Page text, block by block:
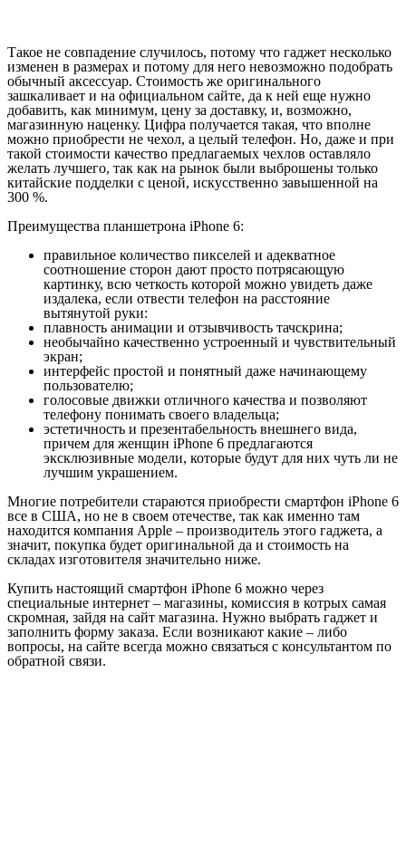
Такое не совпадение случилось, потому что гаджет несколько
изменен в размерах и потому для него невозможно подобрать
обычный аксессуар. Стоимость же оригинального
зашкаливает и на официальном сайте, да к ней еще нужно
добавить, как минимум, цену за доставку, и, возможно,
магазинную наценку. Цифра получается такая, что вполне
можно приобрести не чехол, а целый телефон. Но, даже и при
такой стоимости качество предлагаемых чехлов оставляло
желать лучшего, так как на рынок были выброшены только
китайские подделки с ценой, искусственно завышенной на
300 %.
Преимущества планшетрона iPhone 6:
правильное количество пикселей и адекватное
соотношение сторон дают просто потрясающую
картинку, всю четкость которой можно увидеть даже
издалека, если отвести телефон на расстояние
вытянутой руки:
плавность анимации и отзывчивость тачскрина;
необычайно качественно устроенный и чувствительный
экран;
интерфейс простой и понятный даже начинающему
пользователю;
голосовые движки отличного качества и позволяют
телефону понимать своего владельца;
эстетичность и презентабельность внешнего вида,
причем для женщин iPhone 6 предлагаются
эксклюзивные модели, которые будут для них чуть ли не
лучшим украшением.
Многие потребители стараются приобрести смартфон iPhone 6
все в США, но не в своем отечестве, так как именно там
находится компания Apple – производитель этого гаджета, а
значит, покупка будет оригинальной да и стоимость на
складах изготовителя значительно ниже.
Купить настоящий смартфон iPhone 6 можно через
специальные интернет – магазины, комиссия в котрых самая
скромная, зайдя на сайт магазина. Нужно выбрать гаджет и
заполнить форму заказа. Если возникают какие – либо
вопросы, на сайте всегда можно связаться с консультантом по
обратной связи.